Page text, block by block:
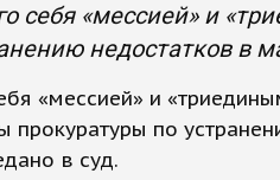
себя «мессией» и
недостатков в
«мессией» и
прокуратуры по
в суд.